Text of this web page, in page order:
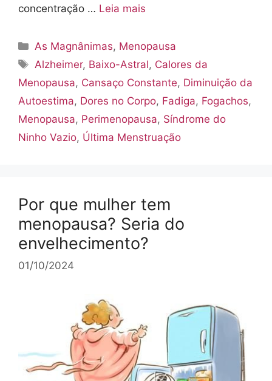
concentração … Leia mais
Categorias
As Magnânimas, Menopausa
Tags
Alzheimer, Baixo-Astral, Calores da
Menopausa, Cansaço Constante, Diminuição da
Autoestima, Dores no Corpo, Fadiga, Fogachos,
Menopausa, Perimenopausa, Síndrome do
Ninho Vazio, Última Menstruação
Por que mulher tem
menopausa? Seria do
envelhecimento?
01/10/2024